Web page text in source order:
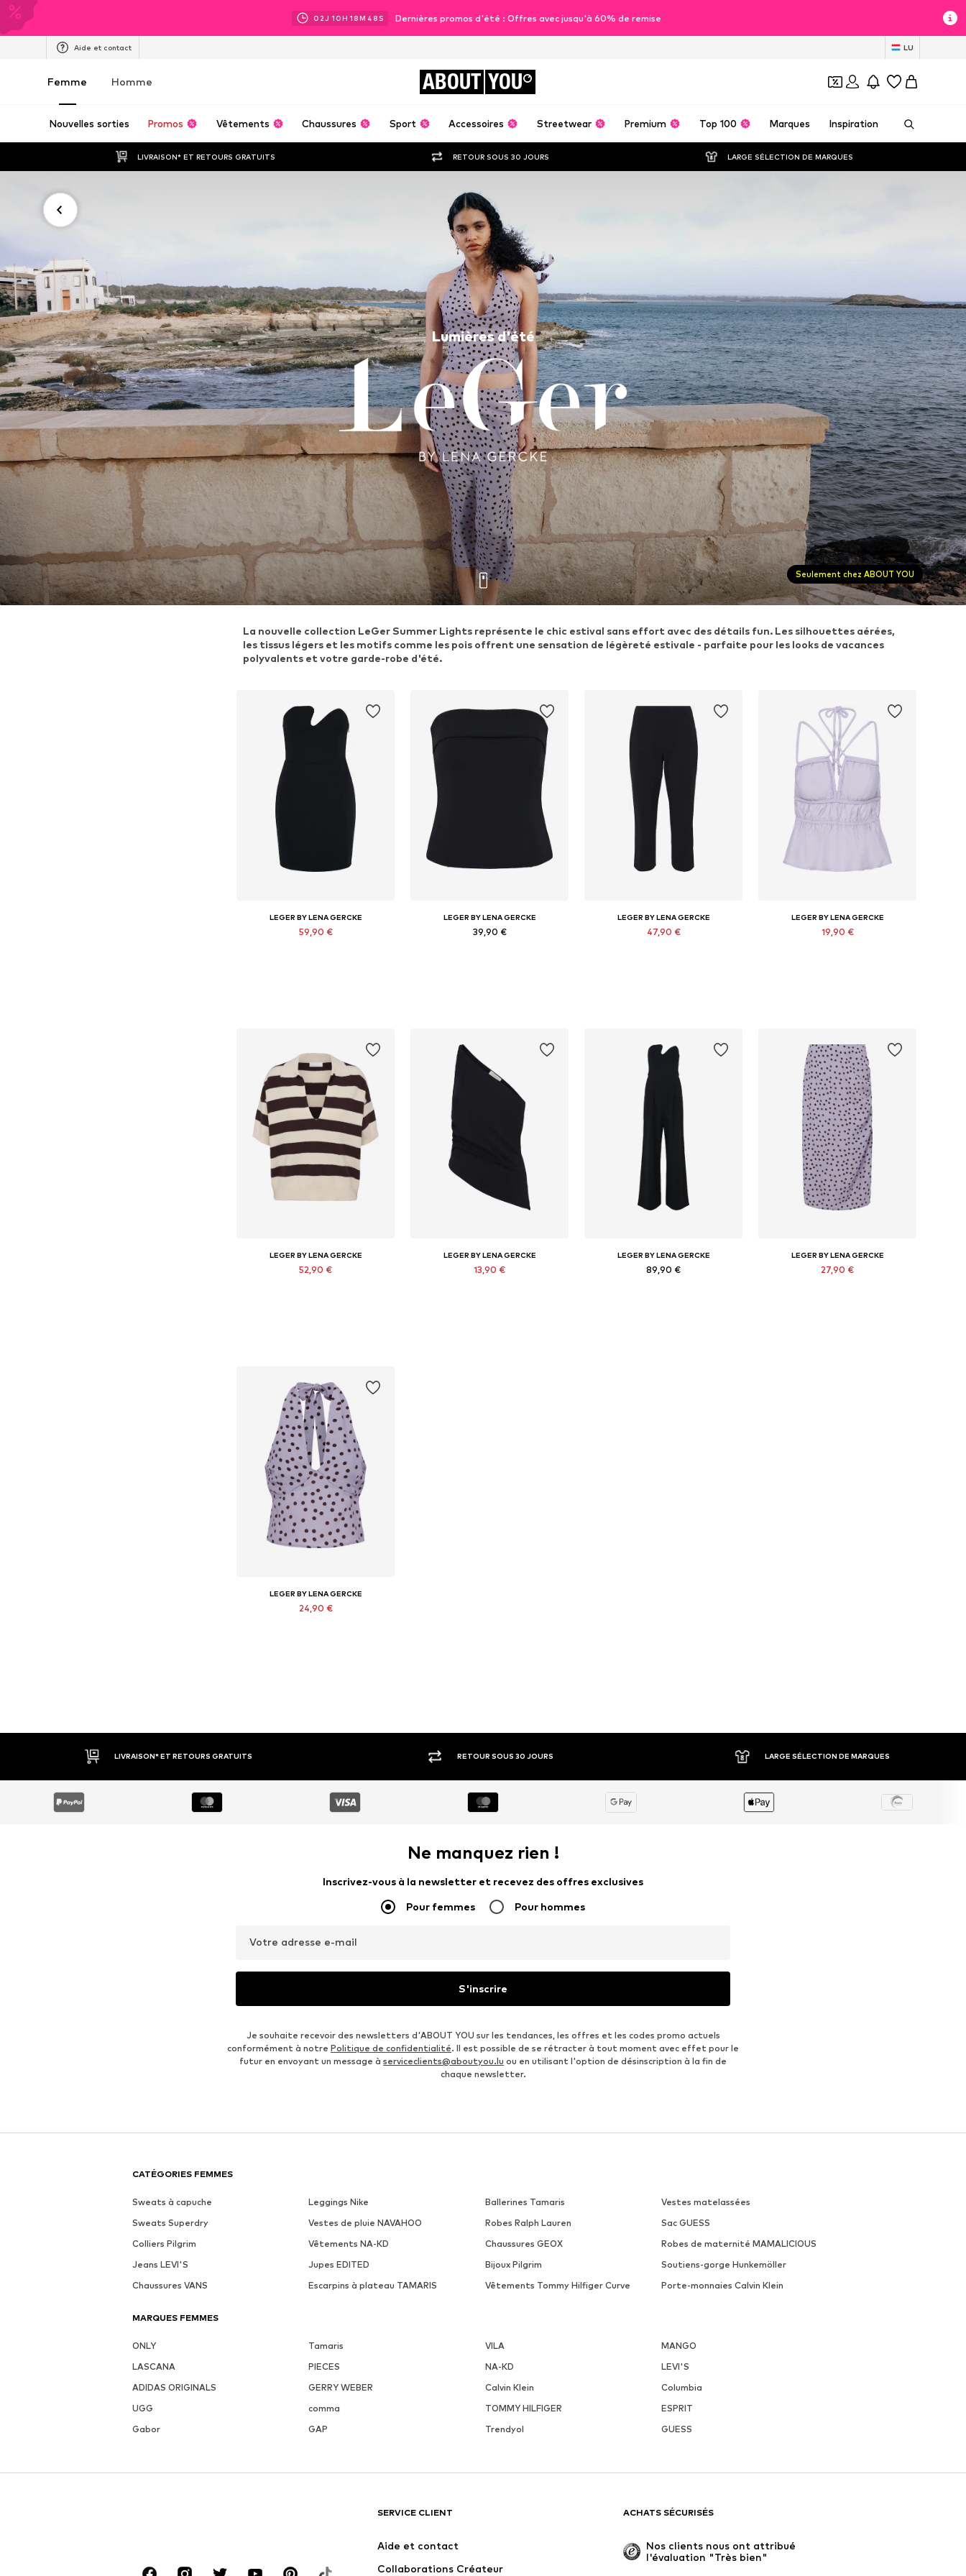
02J 10H 18M 47 S Dernières promos d'été : Offres avec jusqu'à 60% de remise
Aide et contact LU
Femme Homme ABOUT YOU
Nouvelles sorties Promos Vêtements Chaussures Sport Accessoires Streetwear Premium Top 100 Marques Inspiration
LIVRAISON* ET RETOURS GRATUITS RETOUR SOUS 30 JOURS LARGE SÉLECTION DE MARQUES
Lumières d'été
Seulement chez ABOUT YOU
La nouvelle collection LeGer Summer Lights représente le chic estival sans effort avec des détails fun. Les silhouettes aérées,
les tissus légers et les motifs comme les pois offrent une sensation de légèreté estivale - parfaite pour les looks de vacances
polyvalents et votre garde-robe d'été.
LEGER BY LENA GERCKE
59,90 €
LEGER BY LENA GERCKE
39,90 €
LEGER BY LENA GERCKE
47,90 €
LEGER BY LENA GERCKE
19,90 €
LEGER BY LENA GERCKE
52,90 €
LEGER BY LENA GERCKE
13,90 €
LEGER BY LENA GERCKE
89,90 €
LEGER BY LENA GERCKE
27,90 €
LEGER BY LENA GERCKE
24,90 €
LIVRAISON* ET RETOURS GRATUITS RETOUR SOUS 30 JOURS LARGE SÉLECTION DE MARQUES
Ne manquez rien !
Inscrivez-vous à la newsletter et recevez des offres exclusives
Pour femmes Pour hommes
Votre adresse e-mail
S'inscrire
Je souhaite recevoir des newsletters d'ABOUT YOU sur les tendances, les offres et les codes promo actuels
conformément à notre Politique de confidentialité. Il est possible de se rétracter à tout moment avec effet pour le
futur en envoyant un message à serviceclients@aboutyou.lu ou en utilisant l'option de désinscription à la fin de
chaque newsletter.
CATÉGORIES FEMMES
Sweats à capuche Leggings Nike Ballerines Tamaris
Vestes matelassées
Sweats Superdry
Vestes de pluie NAVAHOO Robes Ralph Lauren
Sac GUESS
Colliers Pilgrim
Vêtements NA-KD Chaussures GEOX
Robes de maternité MAMALICIOUS
Jeans LEVI'S
Jupes EDITED Bijoux Pilgrim
Soutiens-gorge Hunkemöller
Chaussures VANS
Escarpins à plateau TAMARIS Vêtements Tommy Hilfiger Curve Porte-monnaies Calvin Klein
MARQUES FEMMES
ONLY Tamaris VILA
MANGO
LASCANA
PIECES NA-KD
LEVI'S
ADIDAS ORIGINALS
GERRY WEBER Calvin Klein
Columbia
UGG
comma TOMMY HILFIGER
ESPRIT
Gabor
GAP Trendyol GUESS
SERVICE CLIENT
Aide et contact
Collaborations Créateur
ACHATS SÉCURISÉS
Nos clients nous ont attribué
l'évaluation "Très bien"